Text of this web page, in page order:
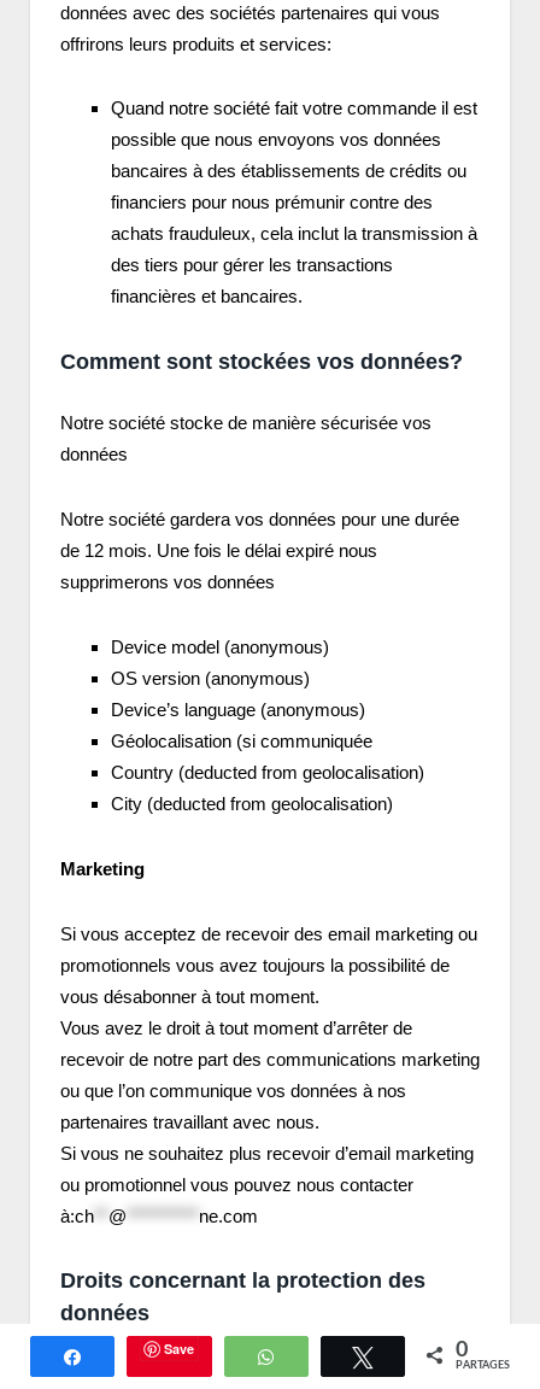
données avec des sociétés partenaires qui vous
offrirons leurs produits et services:
Quand notre société fait votre commande il est
possible que nous envoyons vos données
bancaires à des établissements de crédits ou
financiers pour nous prémunir contre des
achats frauduleux, cela inclut la transmission à
des tiers pour gérer les transactions
financières et bancaires.
Comment sont stockées vos données?
Notre société stocke de manière sécurisée vos
données
Notre société gardera vos données pour une durée
de 12 mois. Une fois le délai expiré nous
supprimerons vos données
Device model (anonymous)
OS version (anonymous)
Device’s language (anonymous)
Géolocalisation (si communiquée
Country (deducted from geolocalisation)
City (deducted from geolocalisation)
Marketing
Si vous acceptez de recevoir des email marketing ou
promotionnels vous avez toujours la possibilité de
vous désabonner à tout moment.
Vous avez le droit à tout moment d’arrêter de
recevoir de notre part des communications marketing
ou que l’on communique vos données à nos
partenaires travaillant avec nous.
Si vous ne souhaitez plus recevoir d’email marketing
ou promotionnel vous pouvez nous contacter
à:ch @ ne.com
Droits concernant la protection des
données
Notre société veut s’assurer que vous êtes au fait
Partagez Save WhatsApp Tweetez 0
PARTAGES